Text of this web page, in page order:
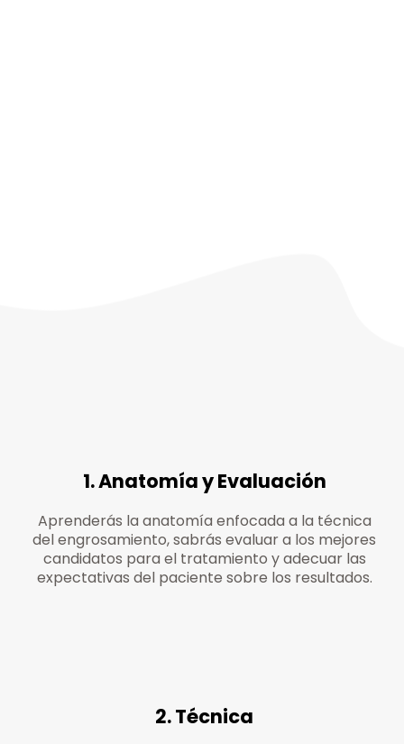
1. Anatomía y Evaluación
Aprenderás la anatomía enfocada a la técnica
del engrosamiento, sabrás evaluar a los mejores
candidatos para el tratamiento y adecuar las
expectativas del paciente sobre los resultados.
2. Técnica